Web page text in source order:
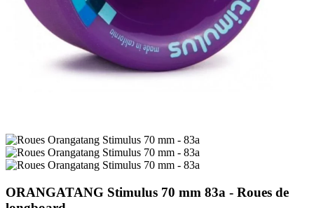
ORANGATANG Stimulus 70 mm 83a - Roues de